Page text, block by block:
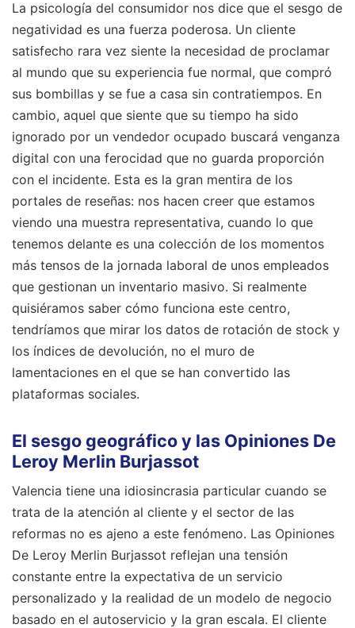
La psicología del consumidor nos dice que el sesgo de
negatividad es una fuerza poderosa. Un cliente
satisfecho rara vez siente la necesidad de proclamar
al mundo que su experiencia fue normal, que compró
sus bombillas y se fue a casa sin contratiempos. En
cambio, aquel que siente que su tiempo ha sido
ignorado por un vendedor ocupado buscará venganza
digital con una ferocidad que no guarda proporción
con el incidente. Esta es la gran mentira de los
portales de reseñas: nos hacen creer que estamos
viendo una muestra representativa, cuando lo que
tenemos delante es una colección de los momentos
más tensos de la jornada laboral de unos empleados
que gestionan un inventario masivo. Si realmente
quisiéramos saber cómo funciona este centro,
tendríamos que mirar los datos de rotación de stock y
los índices de devolución, no el muro de
lamentaciones en el que se han convertido las
plataformas sociales.
El sesgo geográfico y las Opiniones De
Leroy Merlin Burjassot
Valencia tiene una idiosincrasia particular cuando se
trata de la atención al cliente y el sector de las
reformas no es ajeno a este fenómeno. Las Opiniones
De Leroy Merlin Burjassot reflejan una tensión
constante entre la expectativa de un servicio
personalizado y la realidad de un modelo de negocio
basado en el autoservicio y la gran escala. El cliente